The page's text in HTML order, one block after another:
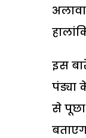
इस
पंड्या
से